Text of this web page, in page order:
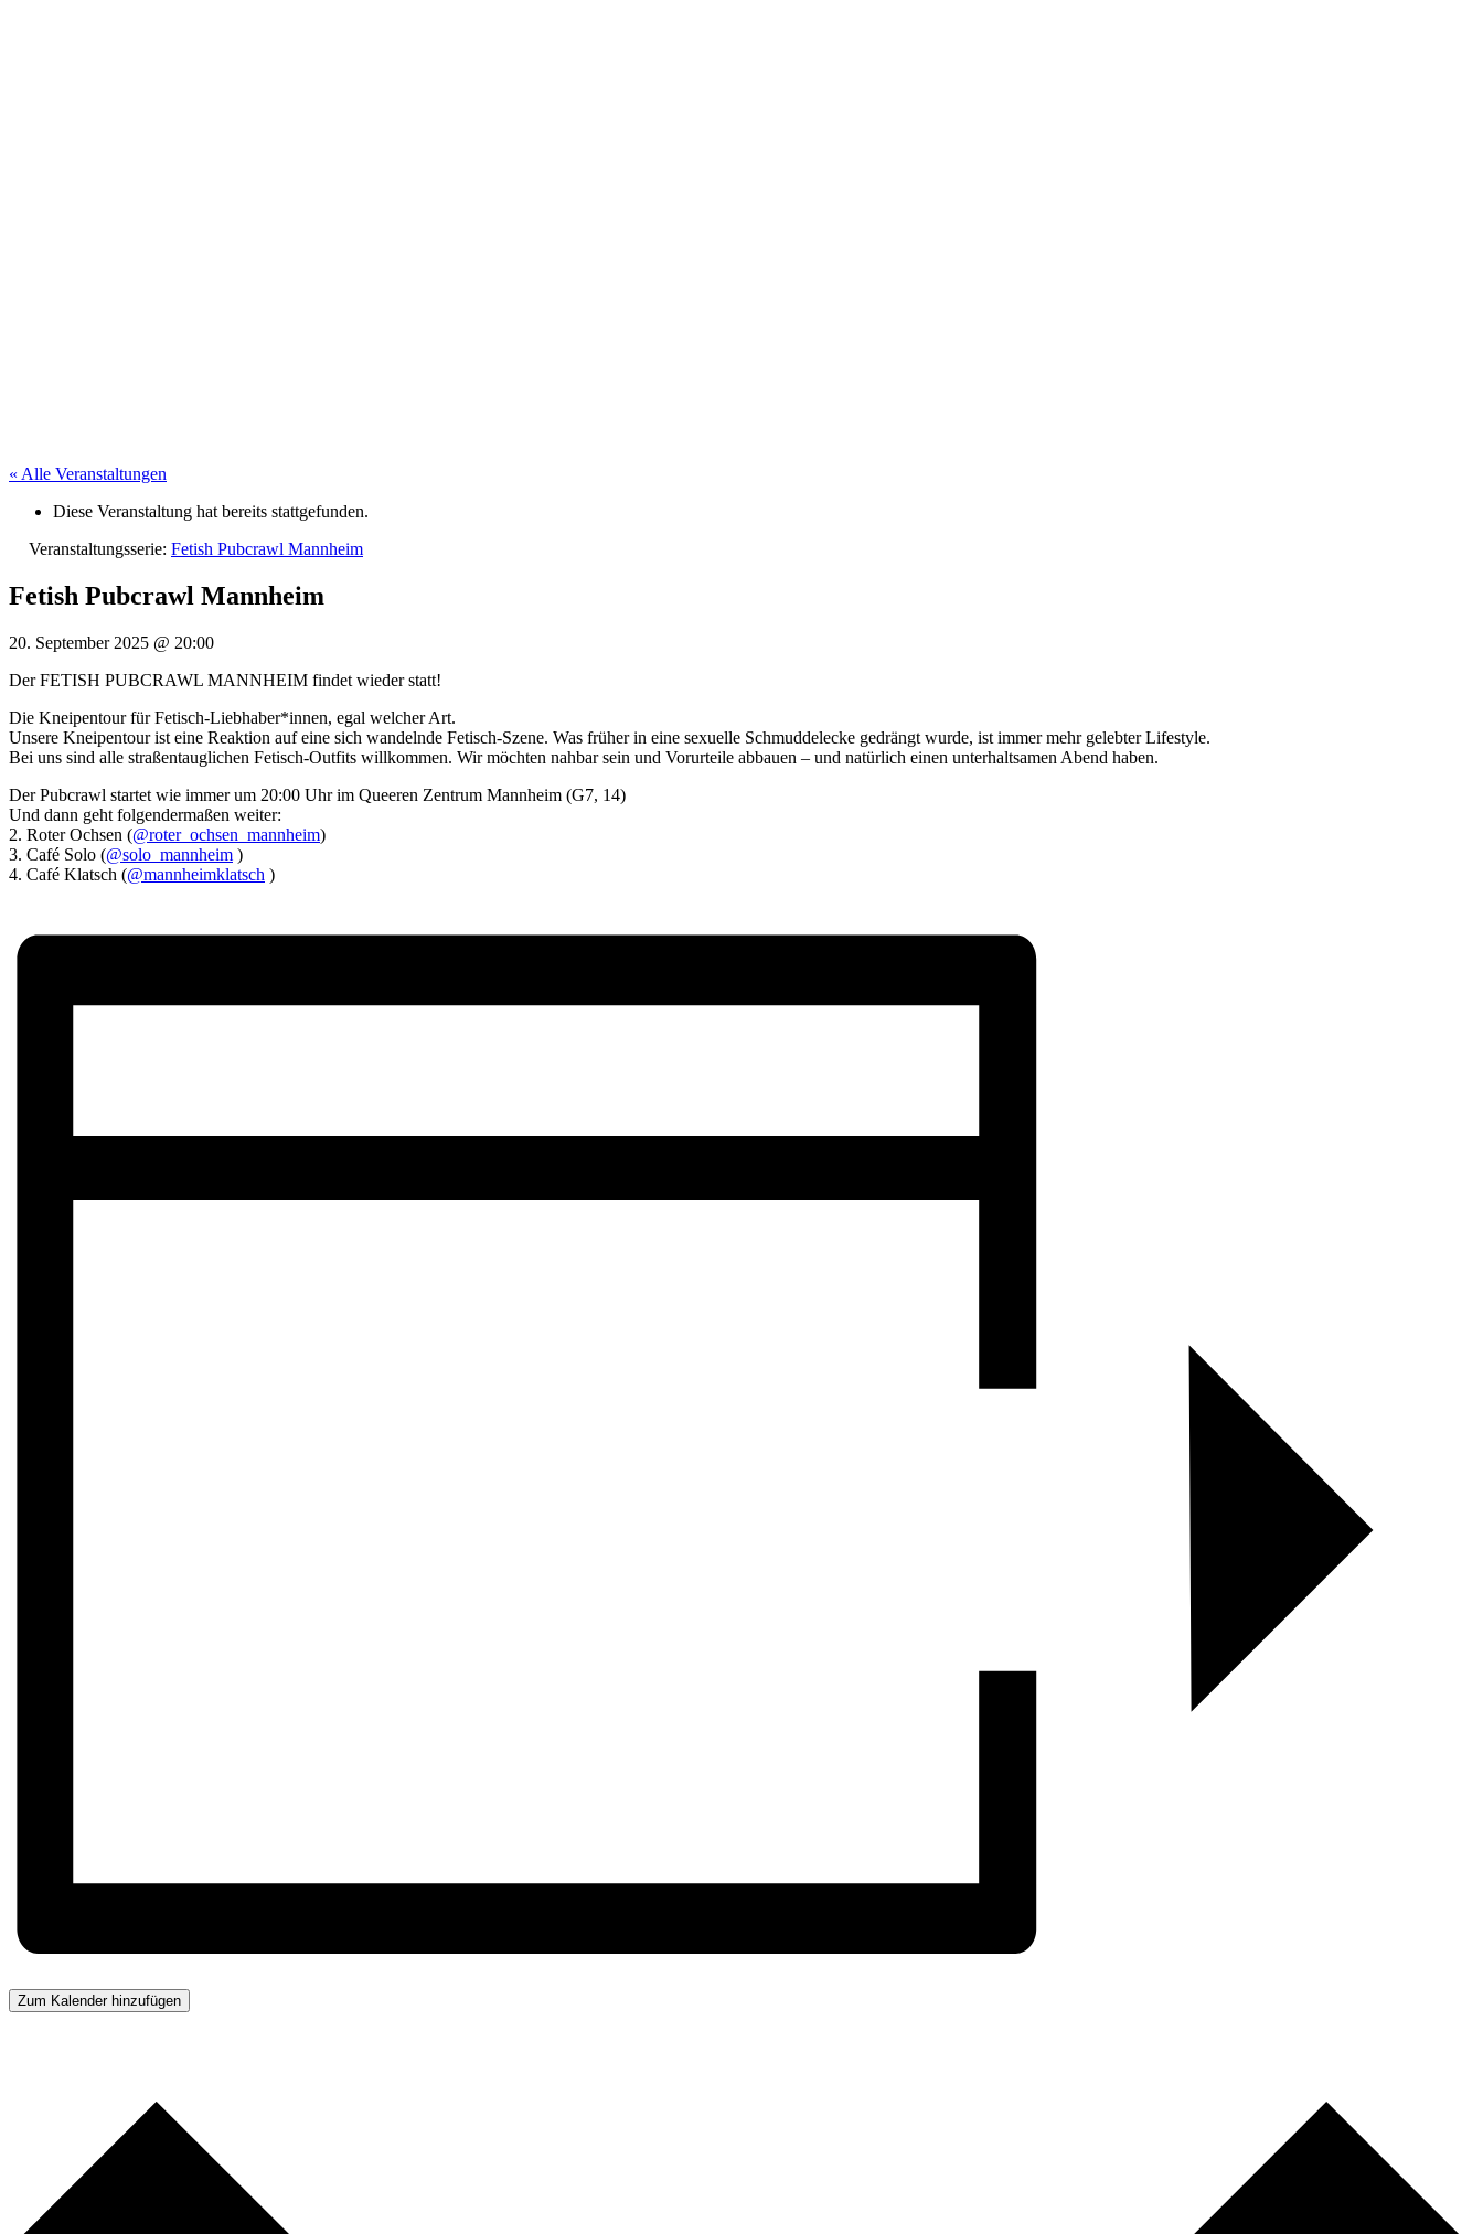
« Alle Veranstaltungen
Diese Veranstaltung hat bereits stattgefunden.
Veranstaltungsserie: Fetish Pubcrawl Mannheim
Fetish Pubcrawl Mannheim
20. September 2025 @ 20:00
Der FETISH PUBCRAWL MANNHEIM findet wieder statt!
Die Kneipentour für Fetisch-Liebhaber*innen, egal welcher Art.
Unsere Kneipentour ist eine Reaktion auf eine sich wandelnde Fetisch-Szene. Was früher in eine sexuelle Schmuddelecke gedrängt wurde, ist immer mehr gelebter Lifestyle.
Bei uns sind alle straßentauglichen Fetisch-Outfits willkommen. Wir möchten nahbar sein und Vorurteile abbauen – und natürlich einen unterhaltsamen Abend haben.
Der Pubcrawl startet wie immer um 20:00 Uhr im Queeren Zentrum Mannheim (G7, 14)
Und dann geht folgendermaßen weiter:
2. Roter Ochsen (@roter_ochsen_mannheim)
3. Café Solo (@solo_mannheim )
4. Café Klatsch (@mannheimklatsch )
Zum Kalender hinzufügen